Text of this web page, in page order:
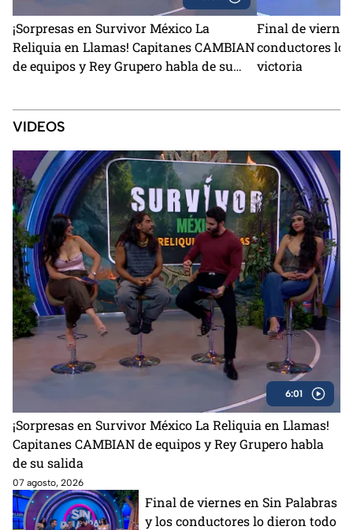
¡Sorpresas en Survivor México La
Reliquia en Llamas! Capitanes CAMBIAN
de equipos y Rey Grupero habla de su
Final de
conductores lo
victoria
VIDEOS
6:01
¡Sorpresas en Survivor México La Reliquia en Llamas!
Capitanes CAMBIAN de equipos y Rey Grupero habla
de su salida
07 agosto, 2026
Final de viernes en Sin Palabras
y los conductores lo dieron todo